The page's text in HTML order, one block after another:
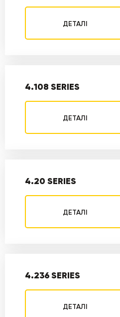
ДЕТАЛІ
4.108 SERIES
ДЕТАЛІ
4.20 SERIES
ДЕТАЛІ
4.236 SERIES
ДЕТАЛІ